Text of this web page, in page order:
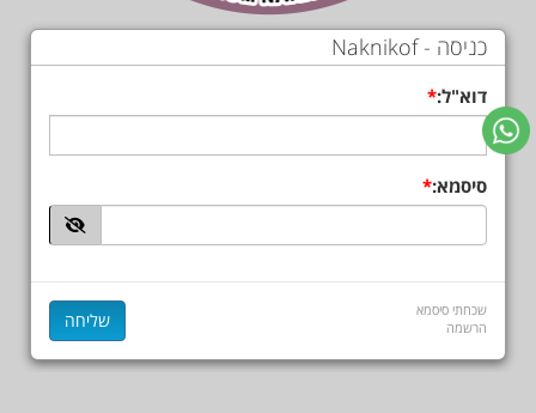
כניסה - Naknikof
דוא"ל:
סיסמא:
שכחתי סיסמא
הרשמה